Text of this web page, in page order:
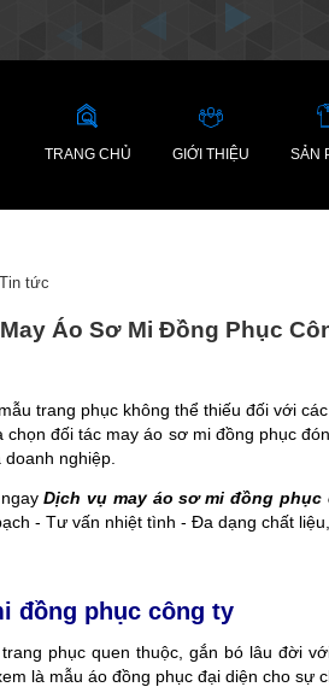
TRANG CHỦ GIỚI THIỆU SẢN
Tin tức
Áo Sơ Mi Đồng Phục
trang phục không thể thiếu đối với
chọn đối tác may áo sơ mi đồng phục
nghiệp.
ngayDịch vụ may áo sơ mi đồng
- Tư vấn nhiệt tình - Đa dạng chất
đồng phục công ty
phục quen thuộc, gắn bó lâu đời
là mẫu áo đồng phục đại diện cho sự